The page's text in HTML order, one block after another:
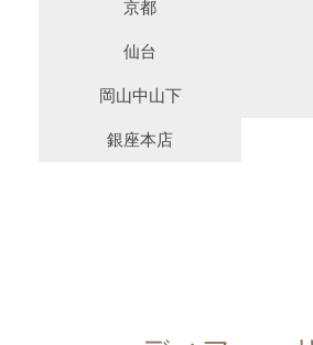
京都
仙台
岡山中山下
銀座本店